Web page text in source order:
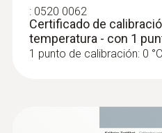
: 0520 0062
Certificado de
temperatura - con 1
1 punto de calibración: 0 °C